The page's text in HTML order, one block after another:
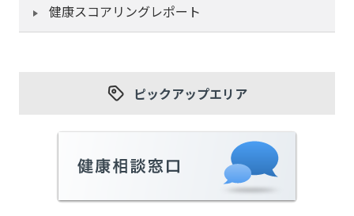
健康スコアリングレポート
ピックアップエリア